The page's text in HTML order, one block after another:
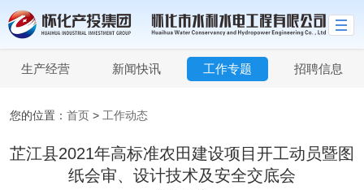
生产经营 新闻快讯 工作专题 招聘信息
您的位置： 首页 > 工作动态
芷江县2021年高标准农田建设项目开工动员暨图
纸会审、设计技术及安全交底会